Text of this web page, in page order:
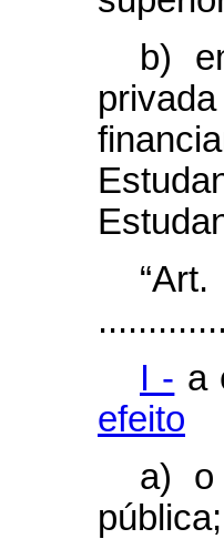
b)
I - a
efeito
a) o
pública;